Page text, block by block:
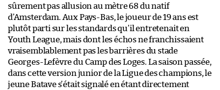
sûrement pas allusion au mètre 68 du natif
d’Amsterdam. Aux Pays-Bas, le joueur de 19 ans est
plutôt parti sur les standards qu’il entretenait en
Youth League, mais dont les échos ne franchissaient
vraisemblablement pas les barrières du stade
Georges-Lefèvre du Camp des Loges. La saison passée,
dans cette version junior de la Ligue des champions, le
jeune Batave s’était signalé en étant directement